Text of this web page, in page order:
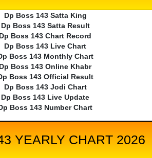
Dp Boss 143 Satta King
Dp Boss 143 Satta Result
Dp Boss 143 Chart Record
Dp Boss 143 Live Chart
Boss 143 Monthly Chart
Dp Boss 143 Online Khabr
Boss 143 Official Result
Dp Boss 143 Jodi Chart
Dp Boss 143 Live Update
Boss 143 Number Chart
YEARLY CHART 2026